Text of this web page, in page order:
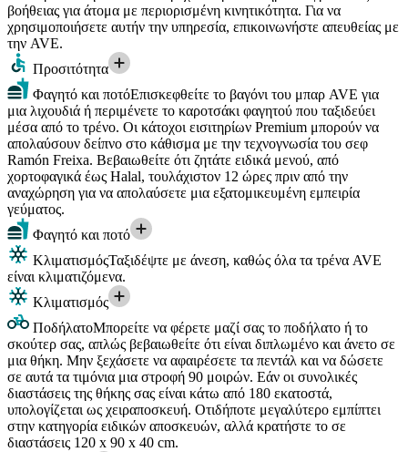
βοήθειας για άτομα με περιορισμένη κινητικότητα. Για να
χρησιμοποιήσετε αυτήν την υπηρεσία, επικοινωνήστε απευθείας με
την AVE.
Προσιτότητα
Φαγητό και ποτόΕπισκεφθείτε το βαγόνι του μπαρ AVE για
μια λιχουδιά ή περιμένετε το καροτσάκι φαγητού που ταξιδεύει
μέσα από το τρένο. Οι κάτοχοι εισιτηρίων Premium μπορούν να
απολαύσουν δείπνο στο κάθισμα με την τεχνογνωσία του σεφ
Ramón Freixa. Βεβαιωθείτε ότι ζητάτε ειδικά μενού, από
χορτοφαγικά έως Halal, τουλάχιστον 12 ώρες πριν από την
αναχώρηση για να απολαύσετε μια εξατομικευμένη εμπειρία
γεύματος.
Φαγητό και ποτό
ΚλιματισμόςΤαξιδέψτε με άνεση, καθώς όλα τα τρένα AVE
είναι κλιματιζόμενα.
Κλιματισμός
ΠοδήλατοΜπορείτε να φέρετε μαζί σας το ποδήλατο ή το
σκούτερ σας, απλώς βεβαιωθείτε ότι είναι διπλωμένο και άνετο σε
μια θήκη. Μην ξεχάσετε να αφαιρέσετε τα πεντάλ και να δώσετε
σε αυτά τα τιμόνια μια στροφή 90 μοιρών. Εάν οι συνολικές
διαστάσεις της θήκης σας είναι κάτω από 180 εκατοστά,
υπολογίζεται ως χειραποσκευή. Οτιδήποτε μεγαλύτερο εμπίπτει
στην κατηγορία ειδικών αποσκευών, αλλά κρατήστε το σε
διαστάσεις 120 x 90 x 40 cm.